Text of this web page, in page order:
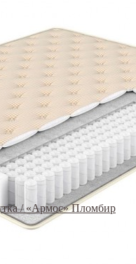
/ «Армос» Пломбир